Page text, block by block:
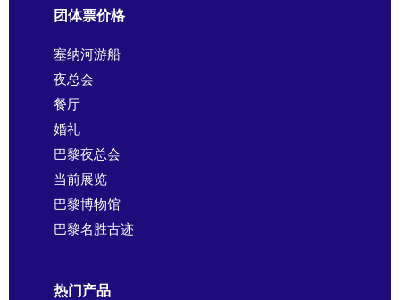
团体票价格
塞纳河游船
夜总会
餐厅
婚礼
巴黎夜总会
当前展览
巴黎博物馆
巴黎名胜古迹
热门产品